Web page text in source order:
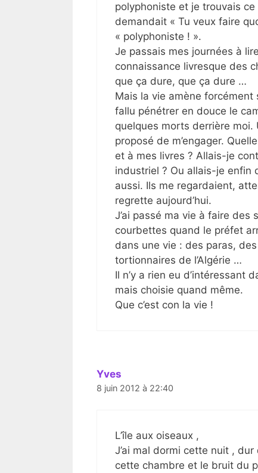
polyphoniste et je trouvais
demandait « Tu veux faire
« polyphoniste ! ».
Je passais mes journées à
connaissance livresque des
que ça dure, que ça dure …
Mais la vie amène
fallu pénétrer en douce le
quelques morts derrière moi.
proposé de m’engager.
et à mes livres ? Allais-je
industriel ? Ou allais-je enfin
aussi. Ils me regardaient,
regrette aujourd’hui.
J’ai passé ma vie à faire
courbettes quand le préfet
dans une vie : des paras,
tortionnaires de l’Algérie …
Il n’y a rien eu d’intéressant
mais choisie quand même.
Que c’est con la vie !
Yves
8 juin 2012 à 22:40
L’île aux oiseaux ,
J’ai mal dormi cette nuit ,
cette chambre et le bruit du